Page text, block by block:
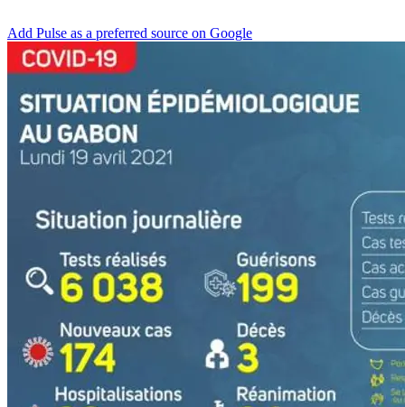
Add Pulse as a preferred source on Google